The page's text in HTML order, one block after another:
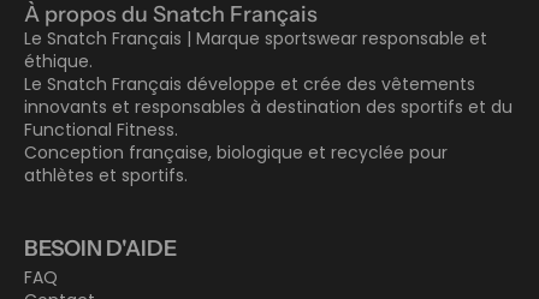
À propos du Snatch Français
Le Snatch Français | Marque sportswear responsable et
éthique.
Le Snatch Français développe et crée des vêtements
innovants et responsables à destination des sportifs et du
Functional Fitness.
Conception française, biologique et recyclée pour
athlètes et sportifs.
BESOIN D'AIDE
FAQ